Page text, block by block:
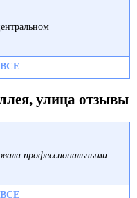
улица отзывы
профессиональными